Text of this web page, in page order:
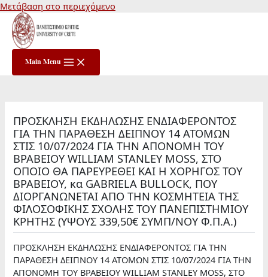
Μετάβαση στο περιεχόμενο
Main Menu
ΠΡΟΣΚΛΗΣΗ ΕΚΔΗΛΩΣΗΣ ΕΝΔΙΑΦΕΡΟΝΤΟΣ
ΓΙΑ ΤΗΝ ΠΑΡΑΘΕΣΗ ΔΕΙΠΝΟΥ 14 ΑΤΟΜΩΝ
ΣΤΙΣ 10/07/2024 ΓΙΑ ΤΗΝ ΑΠΟΝΟΜΗ ΤΟΥ
ΒΡΑΒΕΙΟΥ WILLIAM STANLEY MOSS, ΣΤΟ
ΟΠΟΙΟ ΘΑ ΠΑΡΕΥΡΕΘΕΙ ΚΑΙ Η ΧΟΡΗΓΟΣ ΤΟΥ
ΒΡΑΒΕΙΟΥ, κα GABRIELA BULLOCK, ΠΟΥ
ΔΙΟΡΓΑΝΩΝΕΤΑΙ ΑΠΟ ΤΗΝ ΚΟΣΜΗΤΕΙΑ ΤΗΣ
ΦΙΛΟΣΟΦΙΚΗΣ ΣΧΟΛΗΣ ΤΟΥ ΠΑΝΕΠΙΣΤΗΜΙΟΥ
ΚΡΗΤΗΣ (ΥΨΟΥΣ 339,50€ ΣΥΜΠ/ΝΟΥ Φ.Π.Α.)
ΠΡΟΣΚΛΗΣΗ ΕΚΔΗΛΩΣΗΣ ΕΝΔΙΑΦΕΡΟΝΤΟΣ ΓΙΑ ΤΗΝ
ΠΑΡΑΘΕΣΗ ΔΕΙΠΝΟΥ 14 ΑΤΟΜΩΝ ΣΤΙΣ 10/07/2024 ΓΙΑ ΤΗΝ
ΑΠΟΝΟΜΗ ΤΟΥ ΒΡΑΒΕΙΟΥ WILLIAM STANLEY MOSS, ΣΤΟ